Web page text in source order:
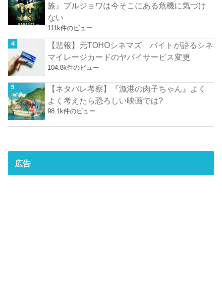
族』ブルジョワは今そこにある危機に気づけ
ない
111k件のビュー
【悲報】元TOHOシネマズ バイトが語るシネ
マイレージカードのヤバイサービス変更
104.8k件のビュー
【ネタバレ考察】『漁港の肉子ちゃん』よく
よく考えたら恐ろしい映画では?
98.1k件のビュー
広告